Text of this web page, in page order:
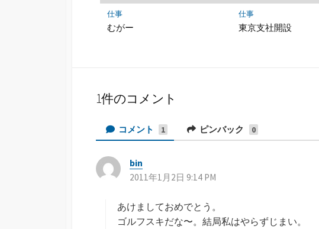
仕事
むがー
仕事
東京支社開設
1件のコメント
コメント 1 ピンバック 0
bin
り
2011年1月2日 9:14 PM
あけましておめでとう。
ゴルフスキだな〜。結局私はやらずじまい。